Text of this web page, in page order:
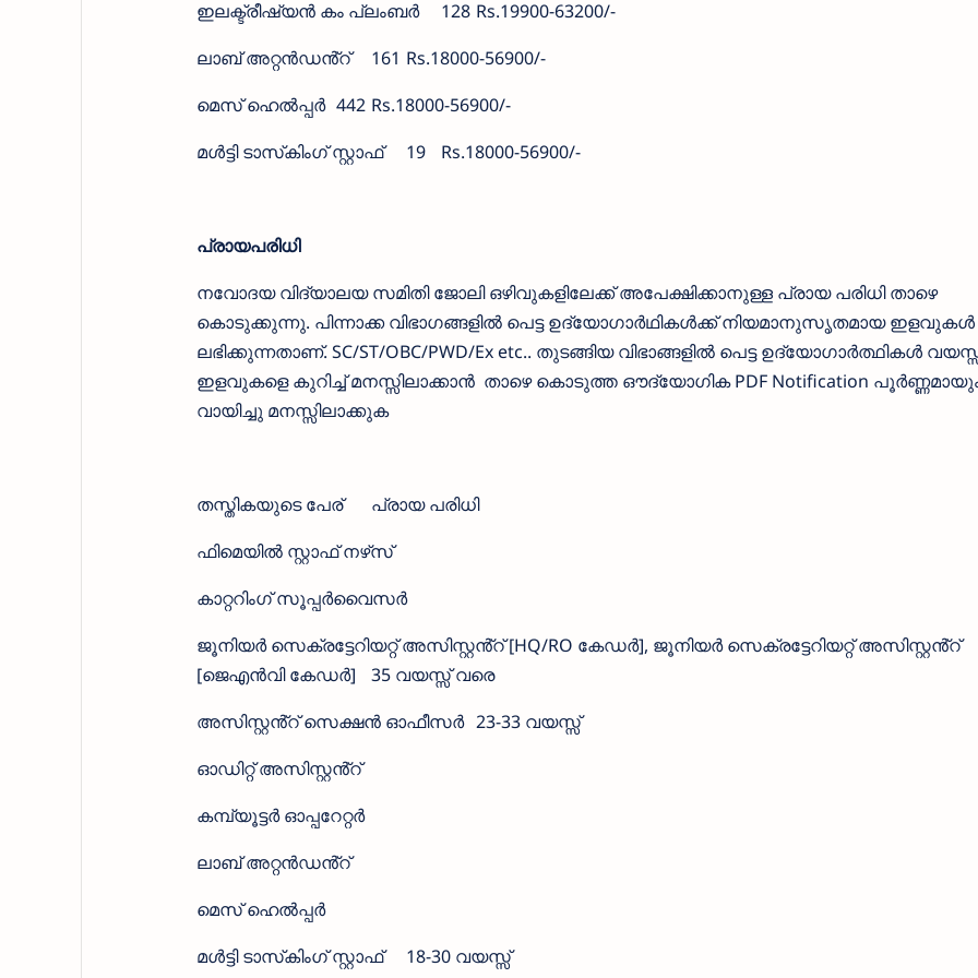
ഇലക്ട്രീഷ്യൻ കം പ്ലംബർ 128 Rs.19900-63200/-
ലാബ് അറ്റൻഡൻ്റ്
161 Rs.18000-56900/-
മെസ് ഹെൽപ്പർ 442 Rs.18000-56900/-
മൾട്ടി ടാസ്‌കിംഗ് സ്റ്റാഫ്
19 Rs.18000-56900/-
പ്രായപരിധി
നവോദയ വിദ്യാലയ സമിതി ജോലി ഒഴിവുകളിലേക്ക് അപേക്ഷിക്കാനുള്ള പ്രായ പരിധി താഴെ
കൊടുക്കുന്നു. പിന്നാക്ക വിഭാഗങ്ങളില്‍ പെട്ട ഉദ്യോഗാര്‍ഥികള്‍ക്ക് നിയമാനുസൃതമായ ഇളവുകള്‍
ലഭിക്കുന്നതാണ്. SC/ST/OBC/PWD/Ex etc.. തുടങ്ങിയ വിഭാങ്ങളില്‍ പെട്ട ഉദ്യോഗാര്‍ത്ഥികള്‍
ഇളവുകളെ കുറിച്ച് മനസ്സിലാക്കാന്‍ ‍ താഴെ കൊടുത്ത ഔദ്യോഗിക PDF Notification
വായിച്ചു മനസ്സിലാക്കുക
തസ്തികയുടെ പേര്
പ്രായ പരിധി
ഫിമെയിൽ സ്റ്റാഫ് നഴ്‌സ്
കാറ്ററിംഗ് സൂപ്പർവൈസർ
ജൂനിയർ സെക്രട്ടേറിയറ്റ് അസിസ്റ്റൻ്റ് [HQ/RO കേഡർ], ജൂനിയർ സെക്രട്ടേറിയറ്റ് അസിസ്റ്റൻ്റ്
[ജെഎൻവി കേഡർ]
35 വയസ്സ് വരെ
അസിസ്റ്റൻ്റ് സെക്ഷൻ ഓഫീസർ 23-33 വയസ്സ്
ഓഡിറ്റ് അസിസ്റ്റൻ്റ്
കമ്പ്യൂട്ടർ ഓപ്പറേറ്റർ
ലാബ് അറ്റൻഡൻ്റ്
മെസ് ഹെൽപ്പർ
മൾട്ടി ടാസ്‌കിംഗ് സ്റ്റാഫ്
18-30 വയസ്സ്